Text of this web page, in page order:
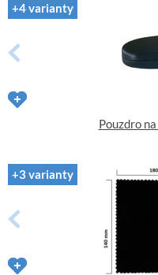
+4 varianty
Pouzdro
+3 varianty